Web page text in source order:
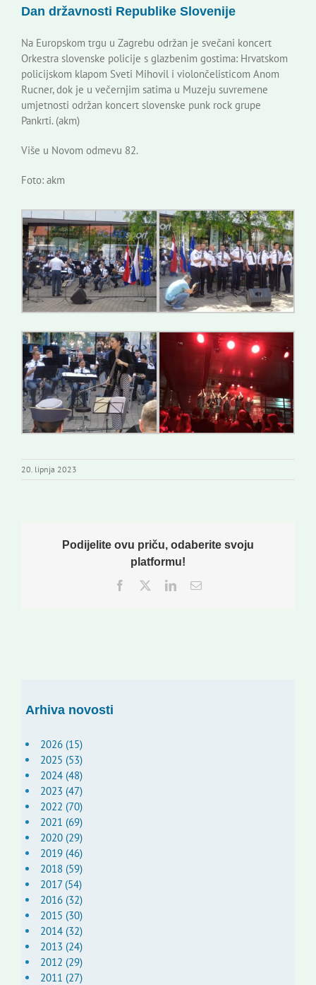
Dan državnosti Republike Slovenije
Na Europskom trgu u Zagrebu održan je svečani koncert
Orkestra slovenske policije s glazbenim gostima: Hrvatskom
policijskom klapom Sveti Mihovil i violončelisticom Anom
Rucner, dok je u večernjim satima u Muzeju suvremene
umjetnosti održan koncert slovenske punk rock grupe
Pankrti. (akm)
Više u Novom odmevu 82.
Foto: akm
20. lipnja 2023
Podijelite ovu priču, odaberite svoju
platformu!
Facebook
TwitterLinkedInEmail:
Arhiva novosti
2026 (15)
2025 (53)
2024 (48)
2023 (47)
2022 (70)
2021 (69)
2020 (29)
2019 (46)
2018 (59)
2017 (54)
2016 (32)
2015 (30)
2014 (32)
2013 (24)
2012 (29)
2011 (27)